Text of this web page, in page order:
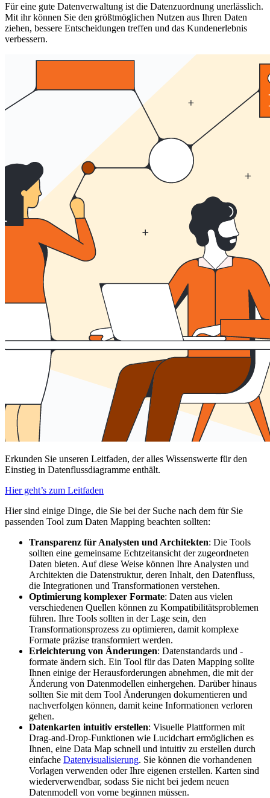
Für eine gute Datenverwaltung ist die Datenzuordnung unerlässlich.
Mit ihr können Sie den größtmöglichen Nutzen aus Ihren Daten
ziehen, bessere Entscheidungen treffen und das Kundenerlebnis
verbessern.
Erkunden Sie unseren Leitfaden, der alles Wissenswerte für den
Einstieg in Datenflussdiagramme enthält.
Hier geht’s zum Leitfaden
Hier sind einige Dinge, die Sie bei der Suche nach dem für Sie
passenden Tool zum Daten Mapping beachten sollten:
Transparenz für Analysten und Architekten: Die Tools
sollten eine gemeinsame Echtzeitansicht der zugeordneten
Daten bieten. Auf diese Weise können Ihre Analysten und
Architekten die Datenstruktur, deren Inhalt, den Datenfluss,
die Integrationen und Transformationen verstehen.
Optimierung komplexer Formate: Daten aus vielen
verschiedenen Quellen können zu Kompatibilitätsproblemen
führen. Ihre Tools sollten in der Lage sein, den
Transformationsprozess zu optimieren, damit komplexe
Formate präzise transformiert werden.
Erleichterung von Änderungen: Datenstandards und -
formate ändern sich. Ein Tool für das Daten Mapping sollte
Ihnen einige der Herausforderungen abnehmen, die mit der
Änderung von Datenmodellen einhergehen. Darüber hinaus
sollten Sie mit dem Tool Änderungen dokumentieren und
nachverfolgen können, damit keine Informationen verloren
gehen.
Datenkarten intuitiv erstellen: Visuelle Plattformen mit
Drag-and-Drop-Funktionen wie Lucidchart ermöglichen es
Ihnen, eine Data Map schnell und intuitiv zu erstellen durch
einfache Datenvisualisierung. Sie können die vorhandenen
Vorlagen verwenden oder Ihre eigenen erstellen. Karten sind
wiederverwendbar, sodass Sie nicht bei jedem neuen
Datenmodell von vorne beginnen müssen.